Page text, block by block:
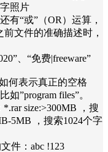
照片
有“或”（OR）运算，
文件的准确描述时，
、“免费|freeware”
何表示真正的空格
”program files”。
size:>300MB ，搜
5MB ，搜索1024个字
件：abc !123